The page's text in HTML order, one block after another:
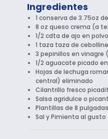
Ingredientes
1 conserva de 3.75oz
8 oz queso crema (a
1/2 cdta de ajo en polvo
1 taza taza de
3 pepinillos en vinagre
1/2 aguacate picado
Hojas de lechuga
central) eliminado
Cilantrillo fresco
Salsa agridulce o
Plantillas de 8
Sal y Pimienta al gusto